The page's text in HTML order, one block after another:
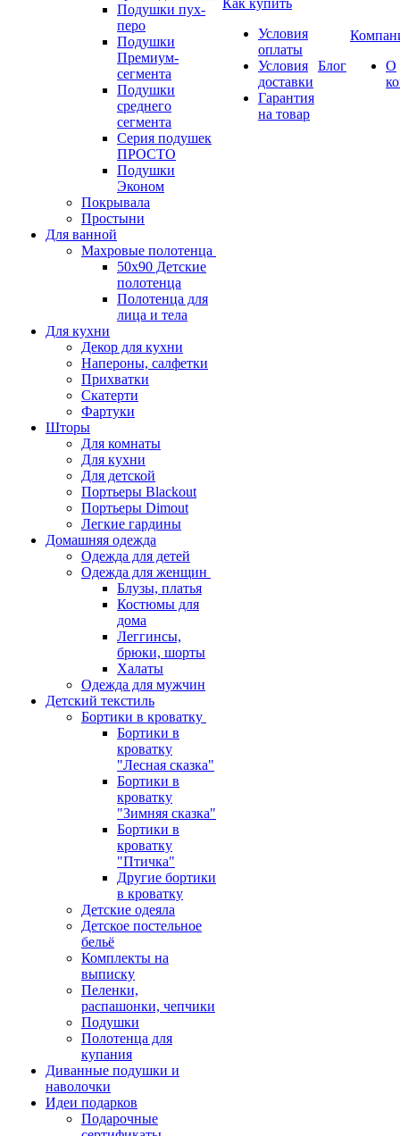
Подушки пух-
перо
Подушки
Премиум-
сегмента
Подушки
среднего
сегмента
Серия подушек
ПРОСТО
Подушки
Эконом
Покрывала
Простыни
Для ванной
Махровые полотенца
50х90 Детские
полотенца
Полотенца для
лица и тела
Для кухни
Декор для кухни
Напероны, салфетки
Прихватки
Скатерти
Фартуки
Шторы
Для комнаты
Для кухни
Для детской
Портьеры Blackout
Портьеры Dimout
Легкие гардины
Домашняя одежда
Одежда для детей
Одежда для женщин
Блузы, платья
Костюмы для
дома
Леггинсы,
брюки, шорты
Халаты
Одежда для мужчин
Детский текстиль
Бортики в кроватку
Бортики в
кроватку
"Лесная сказка"
Бортики в
кроватку
"Зимняя сказка"
Бортики в
кроватку
"Птичка"
Другие бортики
в кроватку
Детские одеяла
Детское постельное
бельё
Комплекты на
выписку
Пеленки,
распашонки, чепчики
Подушки
Полотенца для
купания
Диванные подушки и
наволочки
Идеи подарков
Подарочные
Как купить
Условия
оплаты
Условия
доставки
Гарантия
на товар
Блог
О